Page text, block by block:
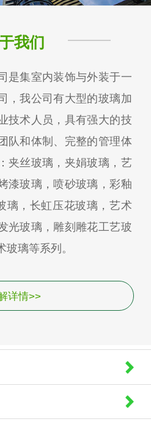
我们
是集室内装饰与外装于一
，我公司有大型的玻璃加
技术人员，具有强大的技
队和体制、完整的管理体
夹丝玻璃，夹娟玻璃，艺
漆玻璃，喷砂玻璃，彩釉
璃，长虹压花玻璃，艺术
光玻璃，雕刻雕花工艺玻
璃等系列。
详情>>